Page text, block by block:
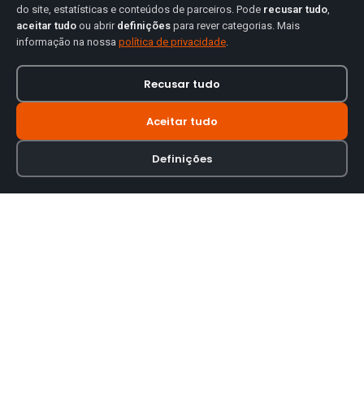
do site, estatísticas e conteúdos de parceiros. Pode recusar tudo,
aceitar tudo ou abrir definições para rever categorias. Mais
informação na nossa política de privacidade.
Recusar tudo
Aceitar tudo
Definições